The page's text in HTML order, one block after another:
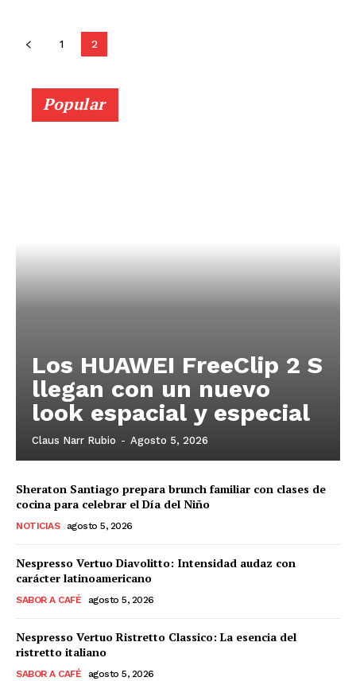
1 2
Popular
Los HUAWEI FreeClip 2 S
llegan con un nuevo
look espacial y especial
Claus Narr Rubio - Agosto 5, 2026
Sheraton Santiago prepara brunch familiar con clases de
cocina para celebrar el Día del Niño
NOTICIAS agosto 5, 2026
Nespresso Vertuo Diavolitto: Intensidad audaz con
carácter latinoamericano
SABOR A CAFÉ agosto 5, 2026
Nespresso Vertuo Ristretto Classico: La esencia del
ristretto italiano
SABOR A CAFÉ agosto 5, 2026